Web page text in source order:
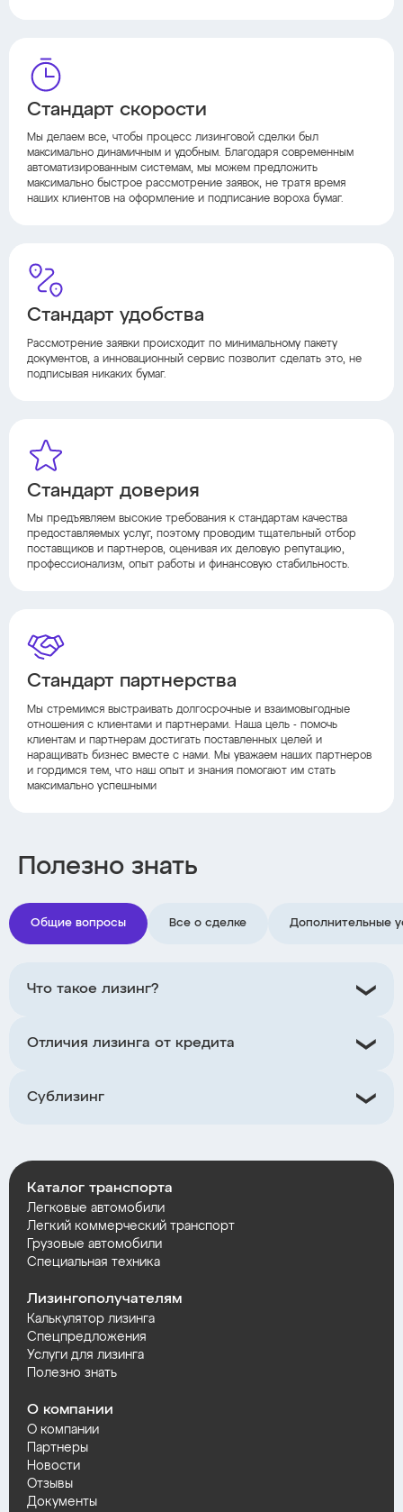
Стандарт скорости
Мы делаем все, чтобы процесс лизинговой сделки был
максимально динамичным и удобным. Благодаря современным
автоматизированным системам, мы можем предложить
максимально быстрое рассмотрение заявок, не тратя время
наших клиентов на оформление и подписание вороха бумаг.
Стандарт удобства
Рассмотрение заявки происходит по минимальному пакету
документов, а инновационный сервис позволит сделать это, не
подписывая никаких бумаг.
Стандарт доверия
Мы предъявляем высокие требования к стандартам качества
предоставляемых услуг, поэтому проводим тщательный отбор
поставщиков и партнеров, оценивая их деловую репутацию,
профессионализм, опыт работы и финансовую стабильность.
Стандарт партнерства
Мы стремимся выстраивать долгосрочные и взаимовыгодные
отношения с клиентами и партнерами. Наша цель - помочь
клиентам и партнерам достигать поставленных целей и
наращивать бизнес вместе с нами. Мы уважаем наших партнеров
и гордимся тем, что наш опыт и знания помогают им стать
максимально успешными
Полезно знать
Общие вопросы Все о сделке Дополнительные
Что такое лизинг?
Отличия лизинга от кредита
Сублизинг
Каталог транспорта
Легковые автомобили
Легкий коммерческий транспорт
Грузовые автомобили
Специальная техника
Лизингополучателям
Калькулятор лизинга
Спецпредложения
Услуги для лизинга
Полезно знать
О компании
О компании
Партнеры
Новости
Отзывы
Документы